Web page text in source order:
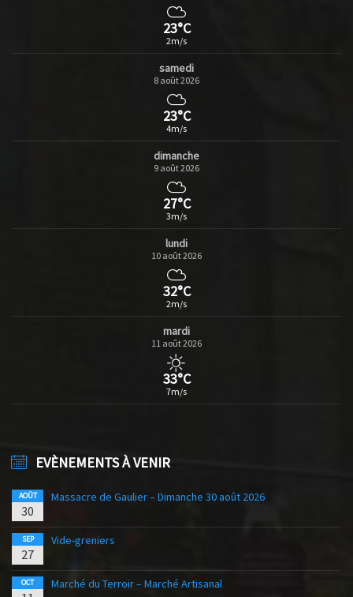
23°C
2m/s
samedi
8 août 2026
23°C
4m/s
dimanche
9 août 2026
27°C
3m/s
lundi
10 août 2026
32°C
2m/s
mardi
11 août 2026
33°C
7m/s
EVÈNEMENTS À VENIR
AOÛT
30
Massacre de Gaulier – Dimanche 30 août 2026
SEP
27
Vide-greniers
OCT Marché du Terroir – Marché Artisanal